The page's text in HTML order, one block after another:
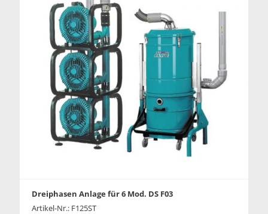
Dreiphasen Anlage für 6 Mod. DS F03
Artikel-Nr.: F125ST